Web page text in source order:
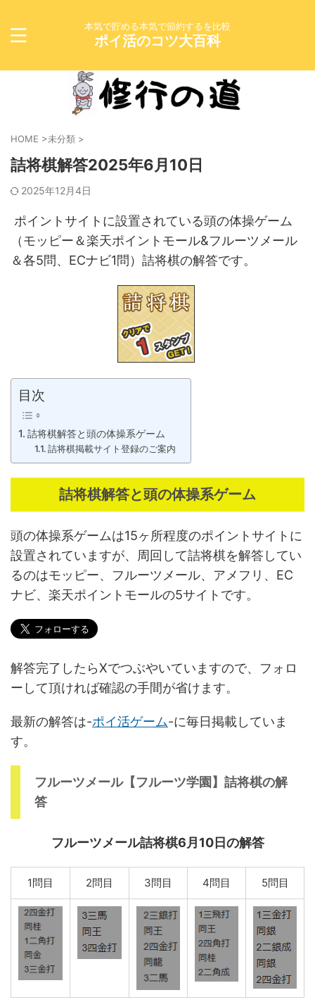
本気で貯める本気で節約するを比較
ポイ活のコツ大百科
HOME >未分類 >
詰将棋解答2025年6月10日
2025年12月4日
ポイントサイトに設置されている頭の体操ゲーム
（モッピー＆楽天ポイントモール&フルーツメール
＆各5問、ECナビ1問）詰将棋の解答です。
目次
詰将棋解答と頭の体操系ゲーム
詰将棋掲載サイト登録のご案内
詰将棋解答と頭の体操系ゲーム
頭の体操系ゲームは15ヶ所程度のポイントサイトに
設置されていますが、周回して詰将棋を解答してい
るのはモッピー、フルーツメール、アメフリ、EC
ナビ、楽天ポイントモールの5サイトです。
解答完了したらXでつぶやいていますので、フォロ
ーして頂ければ確認の手間が省けます。
最新の解答は-ポイ活ゲーム-に毎日掲載していま
す。
フルーツメール【フルーツ学園】詰将棋の解
答
フルーツメール詰将棋6月10日の解答
1問目 2問目 3問目 4問目 5問目